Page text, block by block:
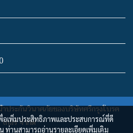
ประกันวินาศภัยของบริษัทศรีกรุงโบรค
เกอร์ จำกัด
พื่อเพิ่มประสิทธิภาพและประสบการณ์ที่ดี
ท่านสามารถอ่านรายละเอียดเพิ่มเติม